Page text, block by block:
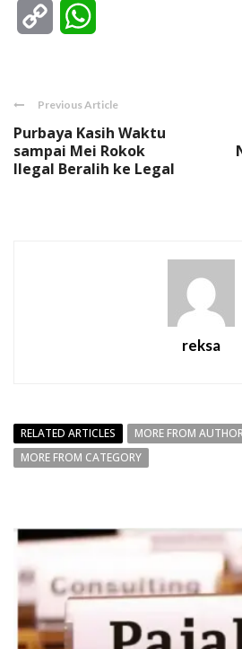
Copy
Previous Article
Purbaya Kasih Waktu
sampai Mei Rokok
Ilegal Beralih ke Legal
reksa
RELATED ARTICLES
MORE FROM
MORE FROM CATEGORY